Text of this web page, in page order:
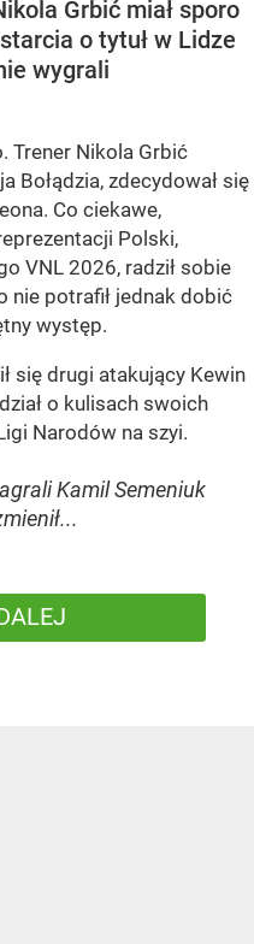
Grbić miał sporo
o tytuł w Lidze
wygrali
Trener Nikola Grbić
Bołądzia, zdecydował się
Co ciekawe,
Polski,
VNL 2026, radził sobie
nie potrafił jednak dobić
występ.
się drugi atakujący Kewin
o kulisach swoich
Narodów na szyi.
Kamil Semeniuk